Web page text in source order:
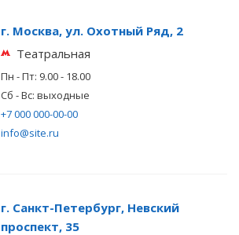
г. Москва, ул. Охотный Ряд, 2
Театральная
Пн - Пт: 9.00 - 18.00
Сб - Вс: выходные
+7 000 000-00-00
info@site.ru
г. Санкт-Петербург, Невский
проспект, 35